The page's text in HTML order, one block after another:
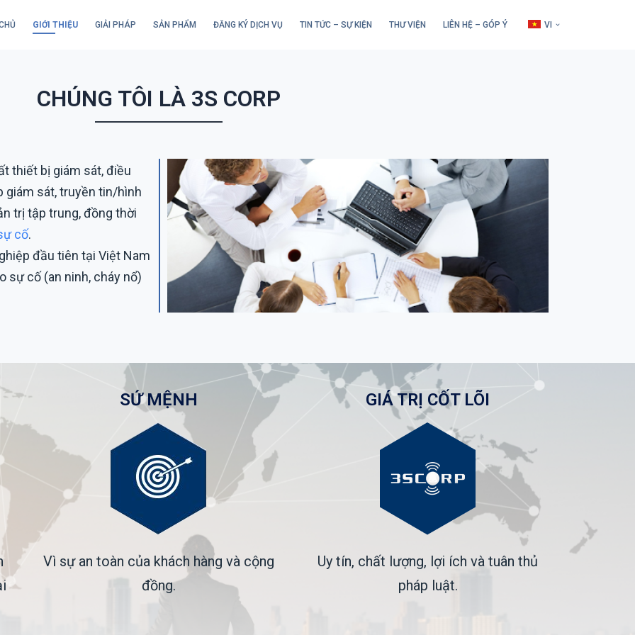
GIỚI THIỆU GIẢI PHÁP SẢN PHẨM ĐĂNG KÝ DỊCH VỤ TIN TỨC – SỰ KIỆN THƯ VIỆN LIÊN HỆ – GÓP Ý VI
CHÚNG TÔI LÀ 3S CORP
thiết bị giám sát, điều
giám sát, truyền tin/hình
trị tập trung, đồng thời
cố.
đầu tiên tại Việt Nam
sự cố (an ninh, cháy nổ)
SỨ MỆNH
Vì sự an toàn của khách hàng và cộng
đồng.
GIÁ TRỊ CỐT LÕI
Uy tín, chất lượng, lợi ích và tuân thủ
pháp luật.